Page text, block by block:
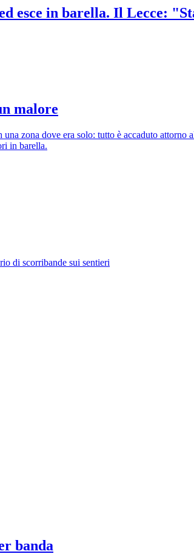
esce in barella. Il Lecce:
malore
zona dove era solo: tutto è accaduto
in barella.
di scorribande sui sentieri
banda